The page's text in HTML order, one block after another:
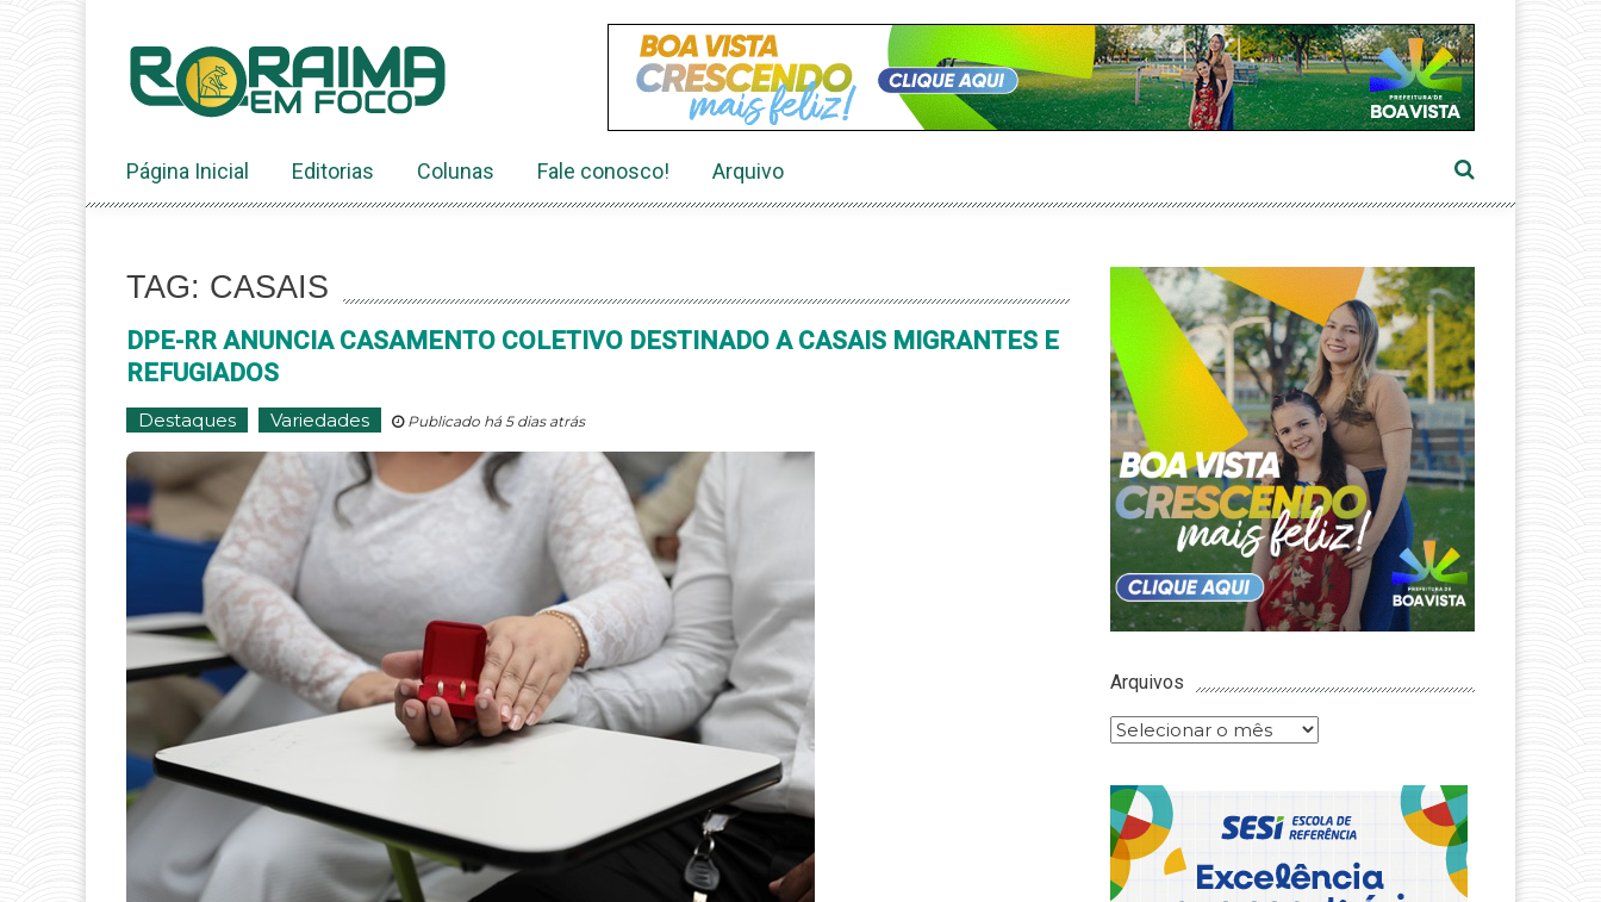
conteúdo
Página Inicial Editorias Colunas Fale conosco! Arquivo
TAG: CASAIS
DPE-RR ANUNCIA CASAMENTO COLETIVO DESTINADO A CASAIS MIGRANTES E
REFUGIADOS
Destaques Variedades Publicado há 5 dias atrás
Arquivos
Arquivos